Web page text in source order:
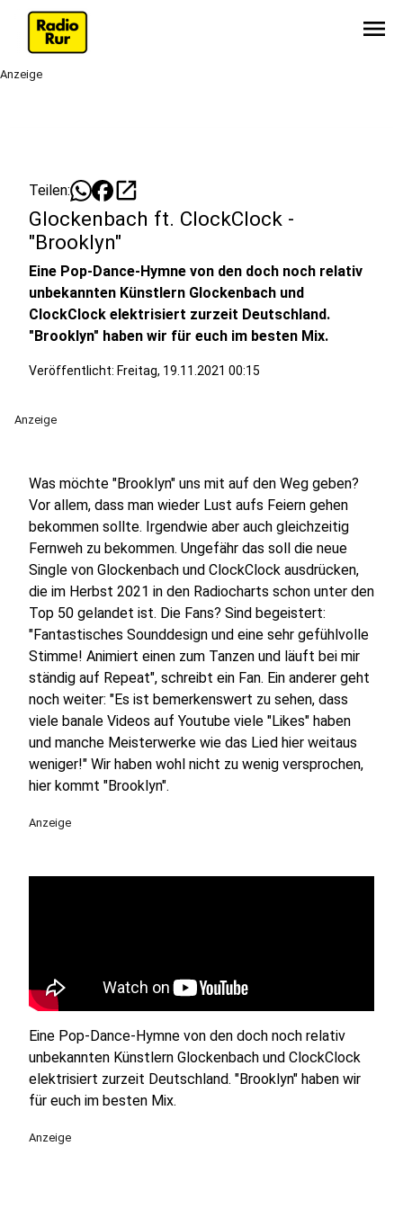
menu
Anzeige
Teilen: open_in_new
Glockenbach ft. ClockClock -
"Brooklyn"
Eine Pop-Dance-Hymne von den doch noch relativ
unbekannten Künstlern Glockenbach und
ClockClock elektrisiert zurzeit Deutschland.
"Brooklyn" haben wir für euch im besten Mix.
Veröffentlicht: Freitag, 19.11.2021 00:15
Anzeige
Was möchte "Brooklyn" uns mit auf den Weg geben?
Vor allem, dass man wieder Lust aufs Feiern gehen
bekommen sollte. Irgendwie aber auch gleichzeitig
Fernweh zu bekommen. Ungefähr das soll die neue
Single von Glockenbach und ClockClock ausdrücken,
die im Herbst 2021 in den Radiocharts schon unter den
Top 50 gelandet ist. Die Fans? Sind begeistert:
"Fantastisches Sounddesign und eine sehr gefühlvolle
Stimme! Animiert einen zum Tanzen und läuft bei mir
ständig auf Repeat", schreibt ein Fan. Ein anderer geht
noch weiter: "Es ist bemerkenswert zu sehen, dass
viele banale Videos auf Youtube viele "Likes" haben
und manche Meisterwerke wie das Lied hier weitaus
weniger!" Wir haben wohl nicht zu wenig versprochen,
hier kommt "Brooklyn".
Anzeige
Eine Pop-Dance-Hymne von den doch noch relativ
unbekannten Künstlern Glockenbach und ClockClock
elektrisiert zurzeit Deutschland. "Brooklyn" haben wir
für euch im besten Mix.
Anzeige